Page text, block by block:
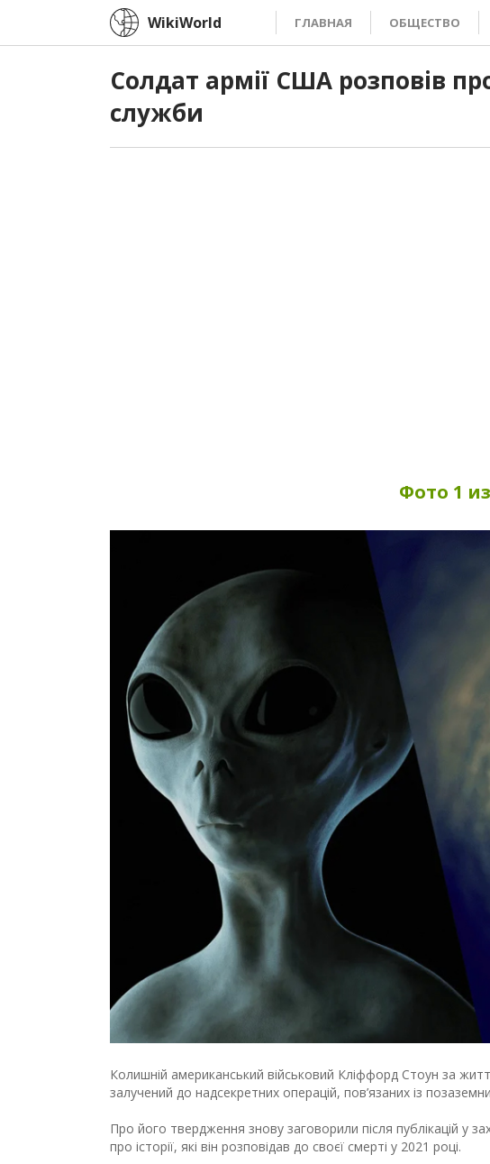
WikiWorld ГЛАВНАЯ ОБЩЕСТВО
Солдат армії США розповів
служби
Фото 1
Колишній американський військовий Кліффорд Стоун за
залучений до надсекретних операцій, пов’язаних із
Про його твердження знову заговорили після публікацій у
про історії, які він розповідав до своєї смерті у 2021 році.